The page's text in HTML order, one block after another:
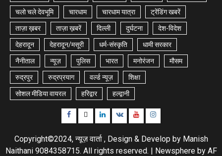
चलो चले देवभूमि चारधाम चारधाम यात्रा ट्रेंडिंग खबरें
ताज़ा ख़बर ताज़ा ख़बरें दिल्ली दुर्घटना देश-विदेश
देहरादून देहरादून/मसूरी धर्म-संस्कृति धामी सरकार
नैनीताल न्यूज़ पुलिस भारत मनोरंजन मौसम
रुद्रपुर रुद्रप्रयाग वर्ल्ड न्यूज़ शिक्षा
सोशल मीडिया वायरल हरिद्वार हल्द्वानी
Facebook
TwitterLinkedin
VK YoutubeInstagram
Copyright©2024, न्यूज़ वार्ता , Design & Develop by Manish
Naithani 9084358715. All rights reserved. | Newsphereby AF